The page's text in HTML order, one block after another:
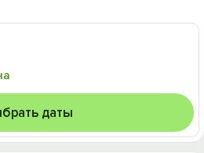
даты